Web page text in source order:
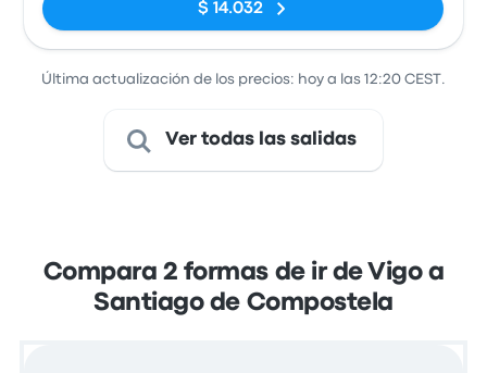
$ 14.032
Última actualización de los precios: hoy a las 12:20 CEST.
Ver todas las salidas
Compara 2 formas de ir de Vigo a
Santiago de Compostela